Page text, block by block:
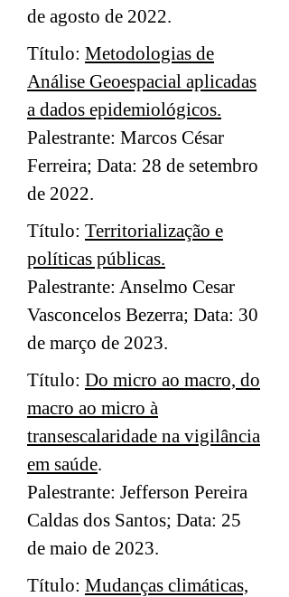
de agosto de 2022.
Título: Metodologias de
Análise Geoespacial aplicadas
a dados epidemiológicos.
Palestrante: Marcos César
Ferreira; Data: 28 de setembro
de 2022.
Título: Territorialização e
políticas públicas.
Palestrante: Anselmo Cesar
Vasconcelos Bezerra; Data: 30
de março de 2023.
Título: Do micro ao macro, do
macro ao micro à
transescalaridade na vigilância
em saúde.
Palestrante: Jefferson Pereira
Caldas dos Santos; Data: 25
de maio de 2023.
Título: Mudanças climáticas,